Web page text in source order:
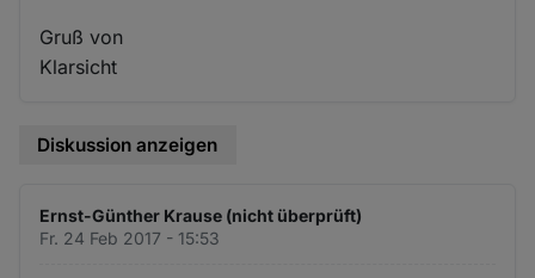
Gruß von
Klarsicht
Diskussion anzeigen
Ernst-Günther Krause (nicht überprüft)
Fr. 24 Feb 2017 - 15:53